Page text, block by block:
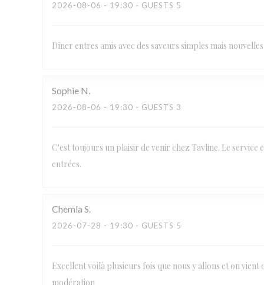
2026-08-06 - 19:30 - GUESTS 5
Dîner entres amis avec des saveurs simples mais
Sophie N
2026-08-06 - 19:30 - GUESTS 3
C'est toujours un plaisir de venir chez Tavline. Le
entrées.
Chemla S
2026-07-28 - 19:30 - GUESTS 5
Excellent voilà plusieurs fois que nous y allons et on vient
modération